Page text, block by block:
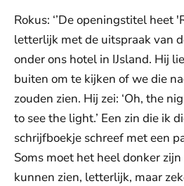
Rokus: ‘’De openingstitel heet
letterlijk met de uitspraak van
onder ons hotel in IJsland. Hij
buiten om te kijken of we die
zouden zien. Hij zei: ‘Oh, the
to see the light.’ Een zin die ik
schrijfboekje schreef met een
Soms moet het heel donker
kunnen zien, letterlijk, maar